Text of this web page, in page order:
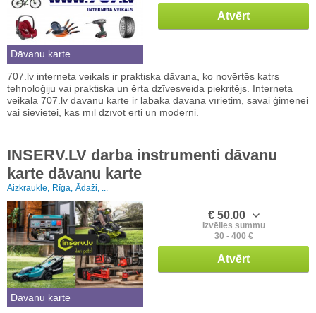
Dāvanu karte
Atvērt
707.lv interneta veikals ir praktiska dāvana, ko novērtēs katrs
tehnoloģiju vai praktiska un ērta dzīvesveida piekritējs. Interneta
veikala 707.lv dāvanu karte ir labākā dāvana vīrietim, savai ģimenei
vai sievietei, kas mīl dzīvot ērti un moderni.
INSERV.LV darba instrumenti dāvanu
karte dāvanu karte
Aizkraukle, Rīga, Ādaži, ...
Dāvanu karte
€ 50.00
Izvēlies summu
30 - 400 €
Atvērt